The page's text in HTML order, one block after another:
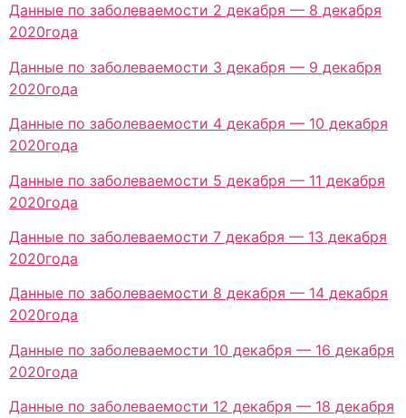
Данные по заболеваемости 2 декабря — 8 декабря
2020года
Данные по заболеваемости 3 декабря — 9 декабря
2020года
Данные по заболеваемости 4 декабря — 10 декабря
2020года
Данные по заболеваемости 5 декабря — 11 декабря
2020года
Данные по заболеваемости 7 декабря — 13 декабря
2020года
Данные по заболеваемости 8 декабря — 14 декабря
2020года
Данные по заболеваемости 10 декабря — 16 декабря
2020года
Данные по заболеваемости 12 декабря — 18 декабря